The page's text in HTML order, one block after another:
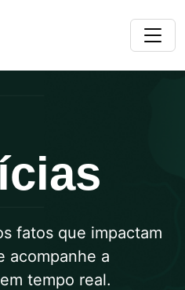
fatos que impactam
acompanhe a
tempo real.